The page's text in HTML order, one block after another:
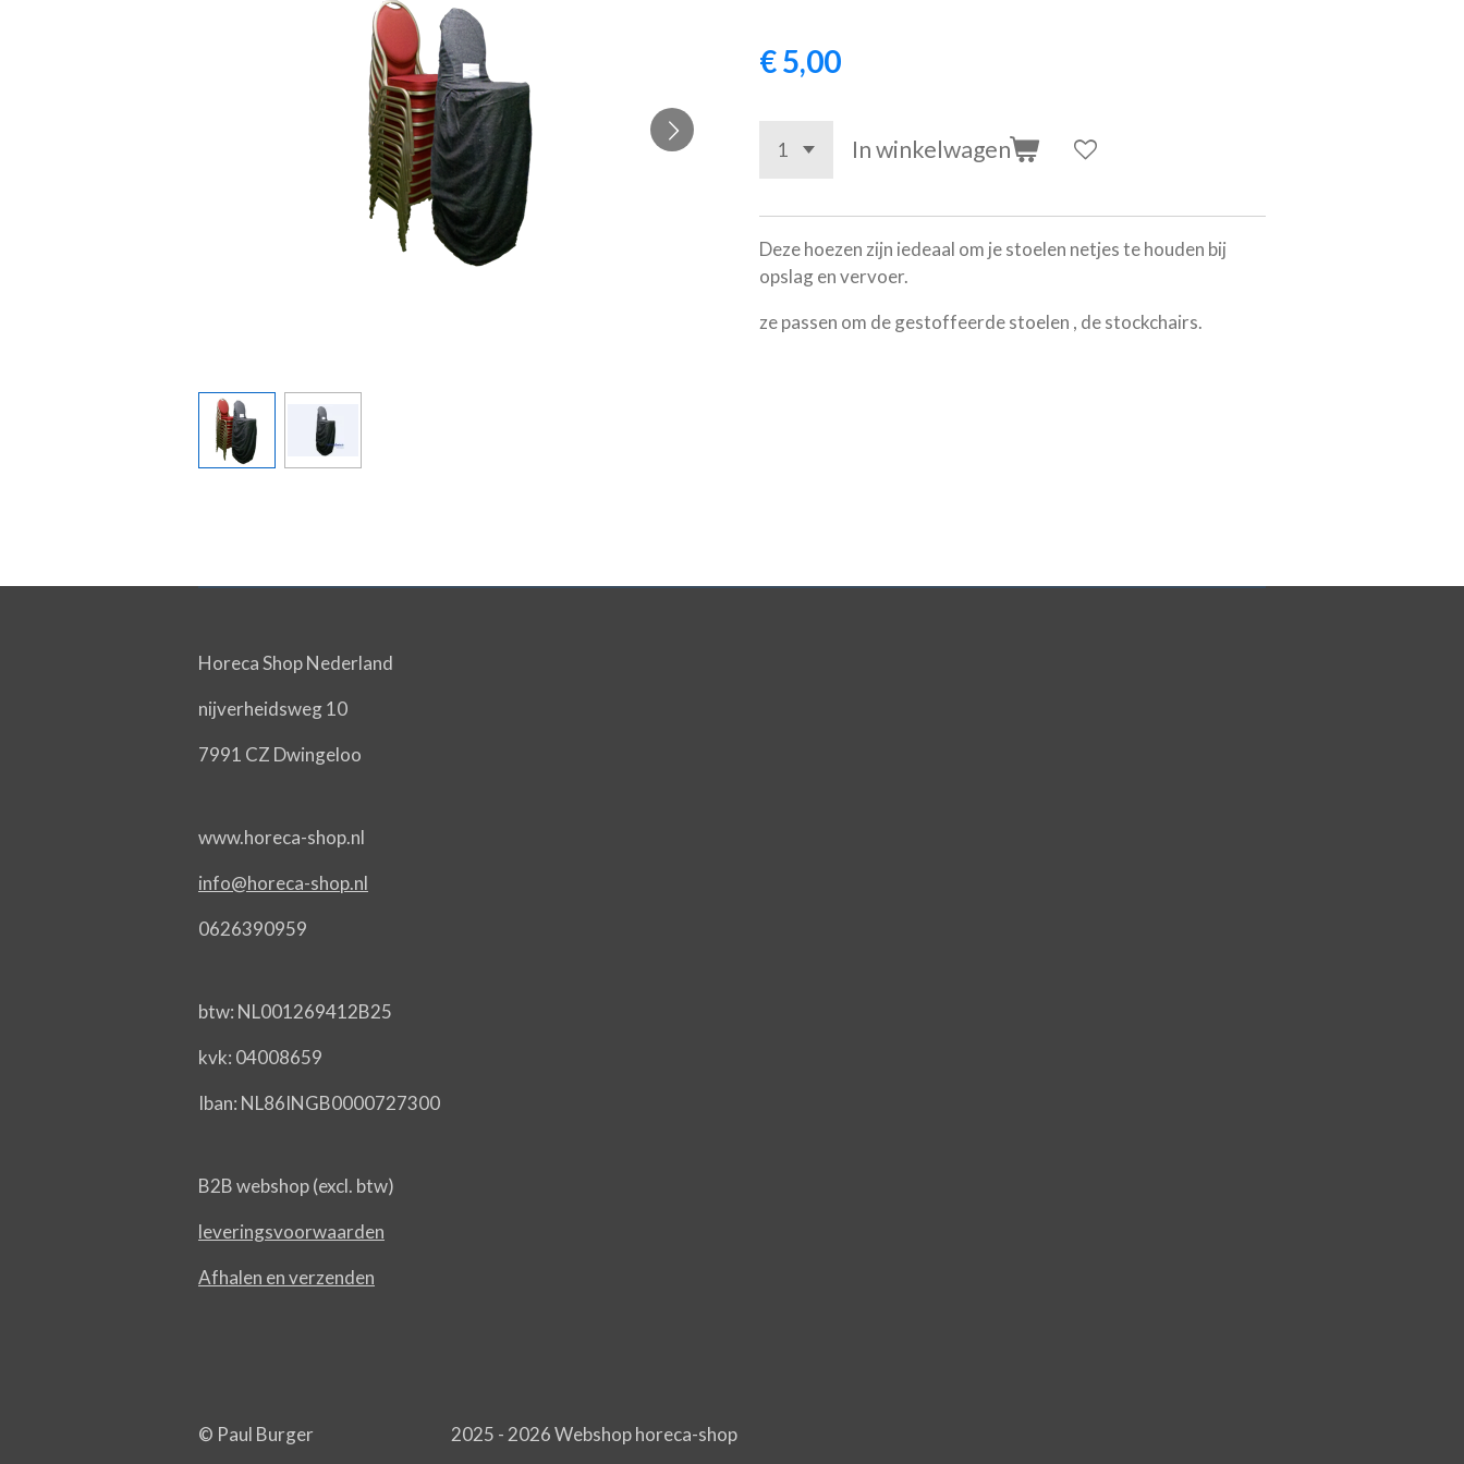
€ 5,00
In winkelwagen
Deze hoezen zijn iedeaal om je stoelen netjes te houden bij
opslag en vervoer.
ze passen om de gestoffeerde stoelen , de stockchairs.
Horeca Shop Nederland
nijverheidsweg 10
7991 CZ Dwingeloo
www.horeca-shop.nl
info@horeca-shop.nl
0626390959
btw: NL001269412B25
kvk: 04008659
Iban: NL86INGB0000727300
B2B webshop (excl. btw)
leveringsvoorwaarden
Afhalen en verzenden
© Paul Burger 2025 - 2026 Webshop horeca-shop